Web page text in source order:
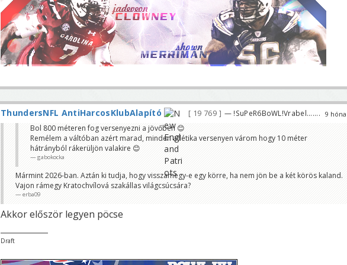
9
ThundersNFL AntiHarcosKlubAlapító 19 769 — !SuPeR6BoWL!Vrabel.......
Bol 800 méteren fog versenyezni a jövőben 😊
Remélem a váltóban azért marad, minden atlétika versenyen várom hogy 10 méter
hátrányból rákerüljön valakire 😊
gabokocka
Mármint 2026-ban. Aztán ki tudja, hogy visszamegy-e egy körre, ha nem jön be a két körös kaland.
Vajon rámegy Kratochvílová szakállas világcsúcsára?
erba09
Akkor először legyen pöcse
Draft